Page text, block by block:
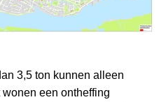
3,5 ton kunnen alleen
een ontheffing